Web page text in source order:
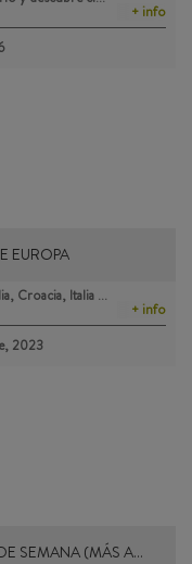
+ info
EUROPA
Croacia, Italia …
+ info
2023
SEMANA (MÁS A…